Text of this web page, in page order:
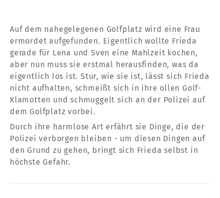
Auf dem nahegelegenen Golfplatz wird eine Frau
ermordet aufgefunden. Eigentlich wollte Frieda
gerade für Lena und Sven eine Mahlzeit kochen,
aber nun muss sie erstmal herausfinden, was da
eigentlich los ist. Stur, wie sie ist, lässt sich Frieda
nicht aufhalten, schmeißt sich in ihre ollen Golf-
Klamotten und schmuggelt sich an der Polizei auf
dem Golfplatz vorbei.
Durch ihre harmlose Art erfährt sie Dinge, die der
Polizei verborgen bleiben - um diesen Dingen auf
den Grund zu gehen, bringt sich Frieda selbst in
höchste Gefahr.